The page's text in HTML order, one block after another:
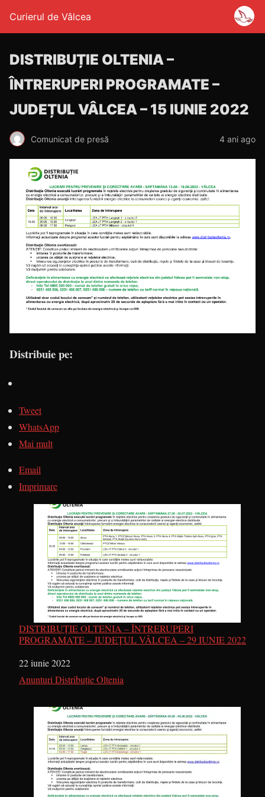
Curierul de Vâlcea
DISTRIBUȚIE OLTENIA –
ÎNTRERUPERI PROGRAMATE –
JUDEȚUL VÂLCEA – 15 IUNIE 2022
Comunicat de presă 4 ani ago
Distribuie pe:
Tweet
WhatsApp
Mai mult
Email
Imprimare
DISTRIBUȚIE OLTENIA – ÎNTRERUPERI
PROGRAMATE – JUDEȚUL VÂLCEA – 29 IUNIE 2022
Dată
22 iunie 2022
În legătură cu
Anunturi Distribuție Oltenia